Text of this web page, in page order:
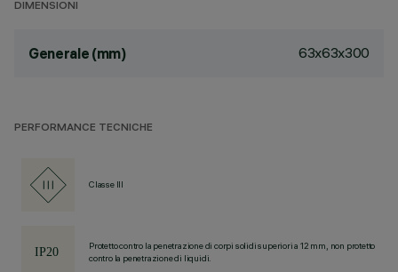
DIMENSIONI
Generale (mm) 63x63x300
PERFORMANCE TECNICHE
Classe III
Protetto contro la penetrazione di corpi solidi superiori a 12 mm, non protetto
contro la penetrazione di liquidi.